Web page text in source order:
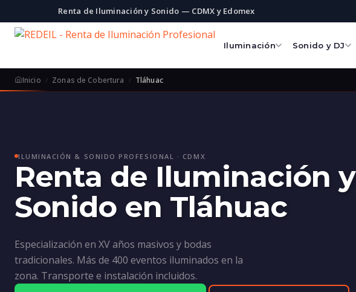
Renta de Iluminación y Sonido — CDMX y Edomex
Iluminación Sonido y DJ
Inicio Zonas de Cobertura Tláhuac
ILUMINACIÓN & SONIDO PROFESIONAL · CDMX
Renta de Iluminación y
Sonido en Tláhuac
Especialización en XV años masivos y bodas
tradicionales. Más de 400 eventos iluminados en la
zona. Transporte e instalación incluidos.